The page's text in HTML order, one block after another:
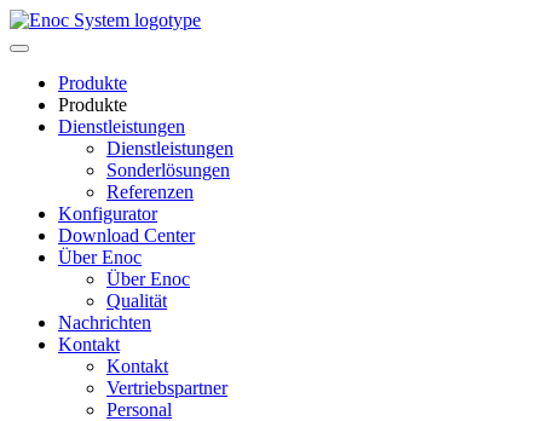
Skip
to
Produkte
Produkte
Dienstleistungen
Dienstleistungen
Sonderlösungen
Referenzen
Konfigurator
Download Center
Über Enoc
Über Enoc
Qualität
Nachrichten
Kontakt
Kontakt
Vertriebspartner
Personal